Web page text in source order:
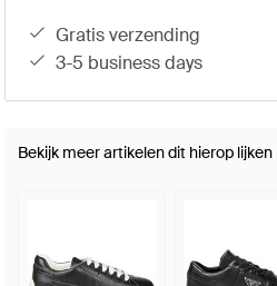
gratis verzending
3-5 business days
Bekijk meer artikelen dit hierop lijken